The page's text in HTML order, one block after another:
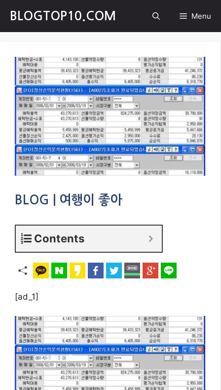
content
BLOGTOP10.COM Menu
BLOG | 여행이 좋아
Contents
[ad_1]